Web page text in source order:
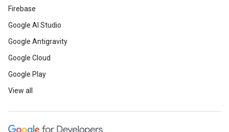
Firebase
Google AI Studio
Google Antigravity
Google Cloud
Google Play
View all